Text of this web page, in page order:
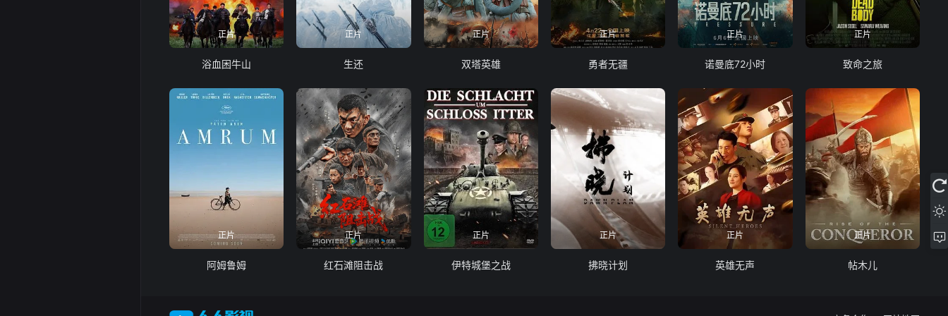
正片
浴血困牛山
正片
生还
正片
双塔英雄
正片
勇者无疆
正片
诺曼底72小时
正片
致命之旅
正片
阿姆鲁姆
正片
红石滩阻击战
正片
伊特城堡之战
正片
拂晓计划
正片
英雄无声
正片
帖木儿